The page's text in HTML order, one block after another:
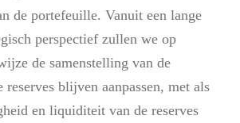
de portefeuille. Vanuit een lange
perspectief zullen we op
de samenstelling van de
reserves blijven aanpassen, met als
en liquiditeit van de reserves